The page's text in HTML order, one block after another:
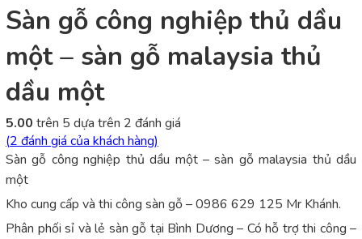
Sàn gỗ công nghiệp thủ dầu
một – sàn gỗ malaysia thủ
dầu một
5.00 trên 5 dựa trên 2 đánh giá
(2 đánh giá của khách hàng)
Sàn gỗ công nghiệp thủ dầu một – sàn gỗ malaysia thủ dầu
một
Kho cung cấp và thi công sàn gỗ – 0986 629 125 Mr Khánh.
Phân phối sỉ và lẻ sàn gỗ tại Bình Dương – Có hỗ trợ thi công –